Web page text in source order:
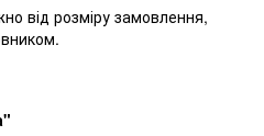
від розміру замовлення,